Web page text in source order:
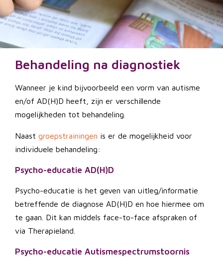
Behandeling na diagnostiek
Wanneer je kind bijvoorbeeld een vorm van autisme
en/of AD(H)D heeft, zijn er verschillende
mogelijkheden tot behandeling.
Naast groepstrainingen is er de mogelijkheid voor
individuele behandeling:
Psycho-educatie AD(H)D
Psycho-educatie is het geven van uitleg/informatie
betreffende de diagnose AD(H)D en hoe hiermee om
te gaan. Dit kan middels face-to-face afspraken of
via Therapieland.
Psycho-educatie Autismespectrumstoornis